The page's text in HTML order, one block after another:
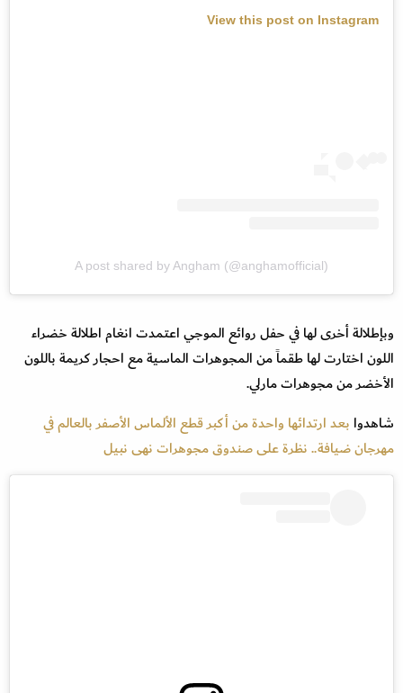
View this post on Instagram
A post shared by Angham (@anghamofficial)
وبإطلالة أخرى لها في حفل روائع الموجي اعتمدت انغام اطلالة خضراء
اللون اختارت لها طقماً من المجوهرات الماسية مع احجار كريمة باللون
الأخضر من مجوهرات مارلي.
شاهدوا بعد ارتدائها واحدة من أكبر قطع الألماس الأصفر بالعالم في
مهرجان ضيافة.. نظرة على صندوق مجوهرات نهى نبيل